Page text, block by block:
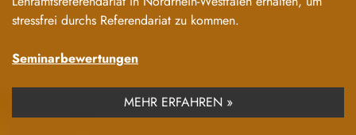
stressfrei durchs Referendariat zu kommen.
Seminarbewertungen
MEHR ERFAHREN »